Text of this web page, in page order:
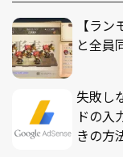
【ラ
と全員
失敗し
ドの入
きの方